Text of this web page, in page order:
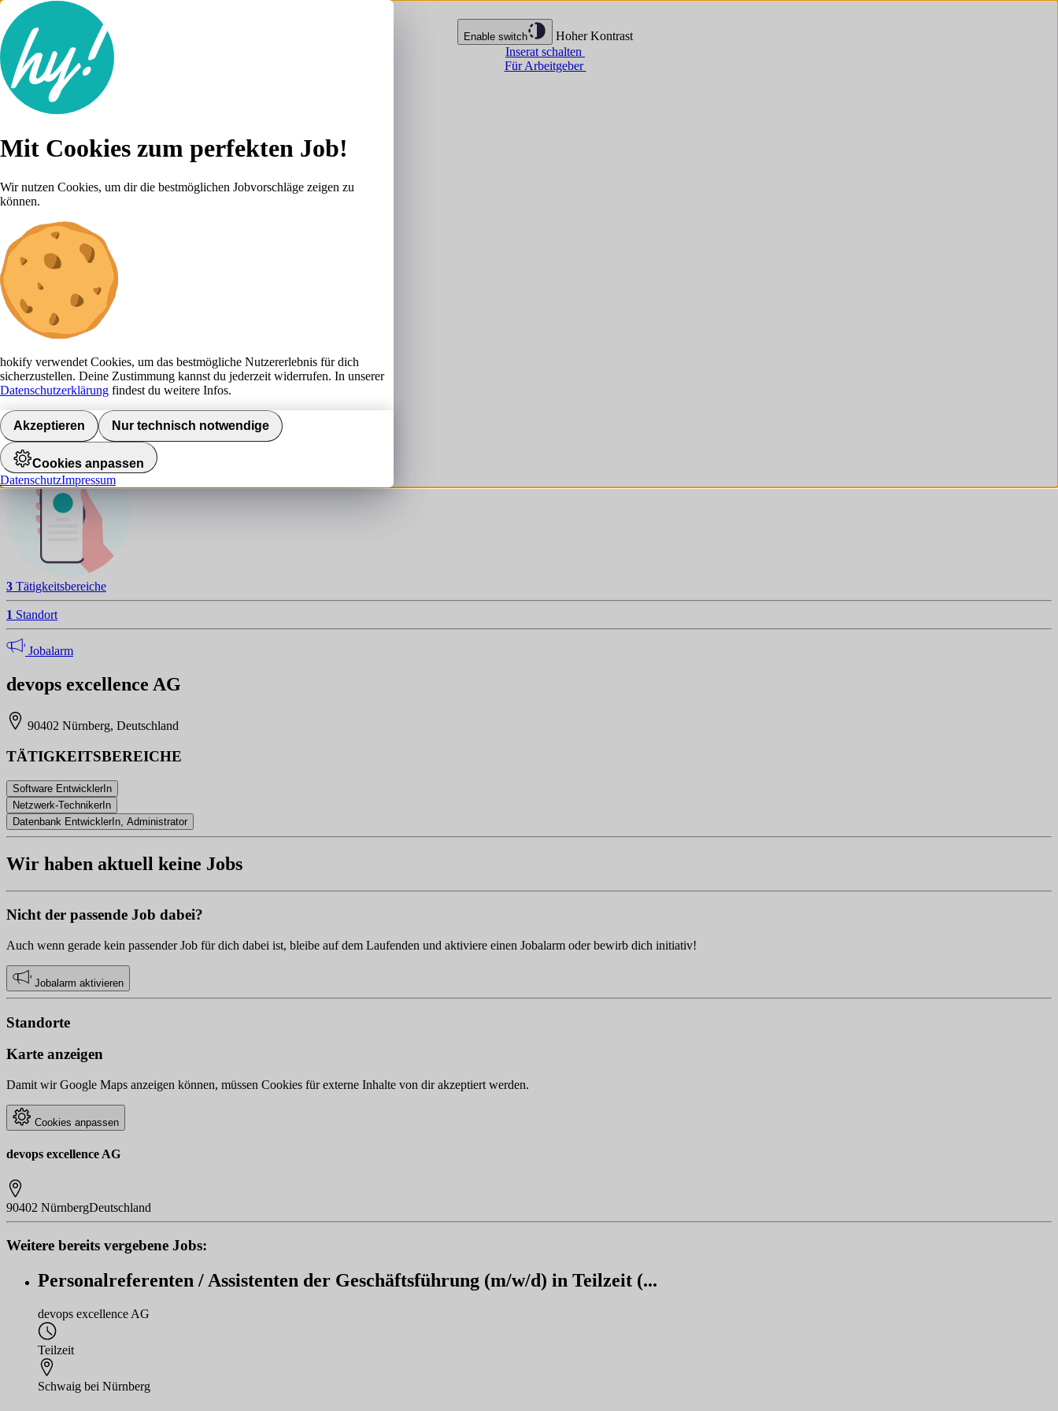
Enable switch
Hoher Kontrast
Inserat schalten
Für Arbeitgeber
Lebenslauf
Anmelden
d
NAVIGATION
Jobalarm aktivieren
3 Tätigkeitsbereiche
1 Standort
Jobalarm
devops excellence AG
90402 Nürnberg, Deutschland
TÄTIGKEITSBEREICHE
Software EntwicklerIn
Netzwerk-TechnikerIn
Datenbank EntwicklerIn, Administrator
Wir haben aktuell keine Jobs
Nicht der passende Job dabei?
Auch wenn gerade kein passender Job für dich dabei ist, bleibe auf dem Laufenden und aktiviere einen Jobalarm oder bewirb dich initiativ!
Jobalarm aktivieren
Standorte
Karte anzeigen
Damit wir Google Maps anzeigen können, müssen Cookies für externe Inhalte von dir akzeptiert werden.
Cookies anpassen
devops excellence AG
90402 NürnbergDeutschland
Weitere bereits vergebene Jobs:
Personalreferenten / Assistenten der Geschäftsführung (m/w/d) in Teilzeit (...
devops excellence AG
Teilzeit
Schwaig bei Nürnberg
Mit Cookies zum perfekten Job!
Wir nutzen Cookies, um dir die bestmöglichen Jobvorschläge zeigen zu
können.
hokify verwendet Cookies, um das bestmögliche Nutzererlebnis für dich
sicherzustellen. Deine Zustimmung kannst du jederzeit widerrufen. In unserer
Datenschutzerklärung findest du weitere Infos.
Akzeptieren Nur technisch notwendige
Cookies anpassen
DatenschutzImpressum